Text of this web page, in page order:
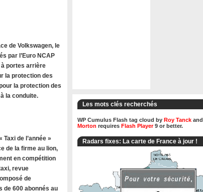
de Volkswagen, le
par l’Euro NCAP
portes arrière
la protection des
la protection des
la conduite.
de l’année »
de la firme au lion,
en compétition
revue
de
de 600 abonnés au
Les mots clés recherchés
WP Cumulus Flash tag cloud by Roy Tanck and
Morton requires Flash Player9 or better.
Radars fixes: La carte de France à jour !